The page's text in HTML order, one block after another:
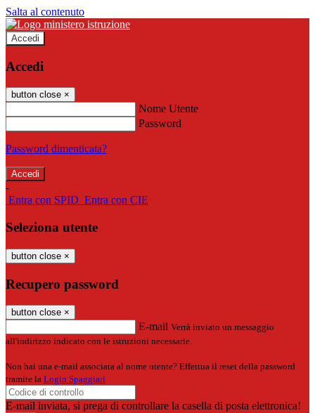
Salta al contenuto
Accedi
Accedi
button close ×
Nome Utente
Password
Password dimenticata?
-
Entra con SPID Entra con CIE
Seleziona utente
button close ×
Recupero password
button close ×
E-mail Verrà inviato un messaggio
all'indirizzo indicato con le istruzioni necessarie.
Non hai una e-mail associata al nome utente? Effettua il reset della password
tramite la Login Spaggiari
E-mail inviata, si prega di controllare la casella di posta elettronica!